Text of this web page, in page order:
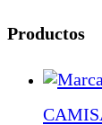
Productos